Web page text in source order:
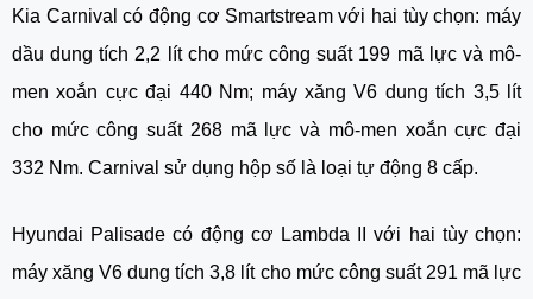
Kia Carnival có động cơ Smartstream với hai tùy chọn: máy
dầu dung tích 2,2 lít cho mức công suất 199 mã lực và mô-
men xoắn cực đại 440 Nm; máy xăng V6 dung tích 3,5 lít
cho mức công suất 268 mã lực và mô-men xoắn cực đại
332 Nm. Carnival sử dụng hộp số là loại tự động 8 cấp.
Hyundai Palisade có động cơ Lambda II với hai tùy chọn:
máy xăng V6 dung tích 3,8 lít cho mức công suất 291 mã lực